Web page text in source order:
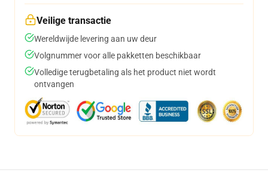
Veilige transactie
Wereldwijde levering aan uw deur
Volgnummer voor alle pakketten beschikbaar
Volledige terugbetaling als het product niet wordt
ontvangen